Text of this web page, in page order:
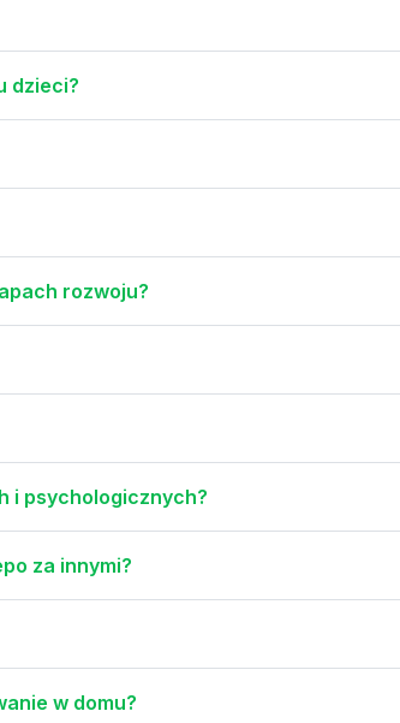
dzieci?
rozwoju?
i psychologicznych?
za innymi?
w domu?